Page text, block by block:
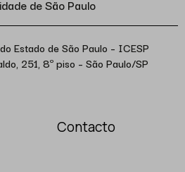
de São Paulo
Estado de São Paulo – ICESP
251, 8º piso – São Paulo/SP
Contacto